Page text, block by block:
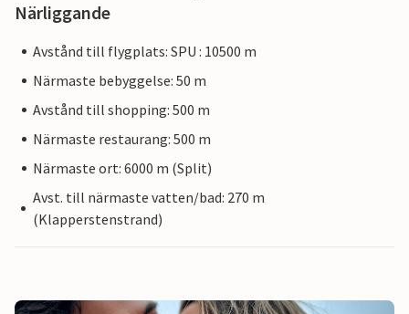
Närliggande
Avstånd till flygplats: SPU : 10500 m
Närmaste bebyggelse: 50 m
Avstånd till shopping: 500 m
Närmaste restaurang: 500 m
Närmaste ort: 6000 m (Split)
Avst. till närmaste vatten/bad: 270 m
(Klapperstenstrand)